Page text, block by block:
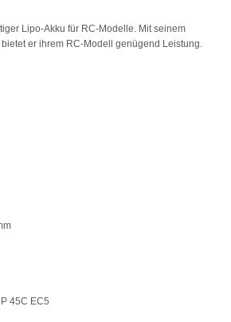
Lipo-Akku für RC-Modelle. Mit seinem
er ihrem RC-Modell genügend Leistung.
45C EC5